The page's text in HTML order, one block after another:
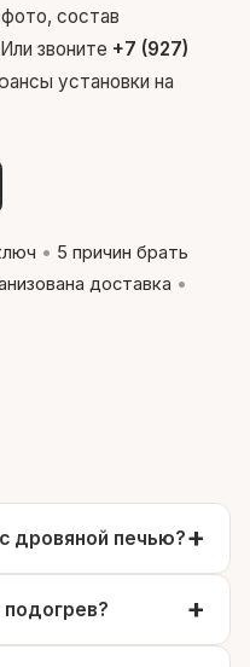
состав
звоните +7 (927)
установки на
• 5 причин брать
доставка •
дровяной печью?